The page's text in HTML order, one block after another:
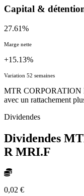
Capital &
27.61%
Marge nette
+15.13%
Variation 52 semaines
MTR CORPORATION
avec un rattachement
Dividendes
Dividendes
R MRI.F
0,02 €